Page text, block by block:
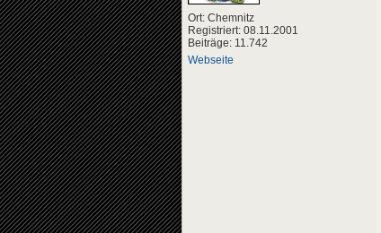
Ort: Chemnitz
Registriert: 08.11.2001
Beiträge: 11.742
Webseite